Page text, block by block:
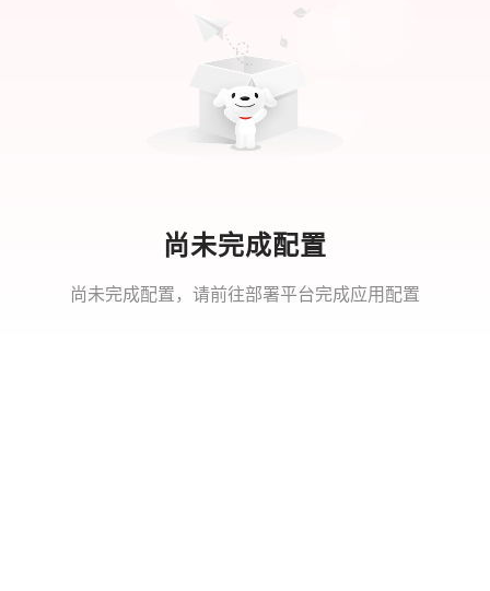
尚未完成配置
尚未完成配置，请前往部署平台完成应用配置